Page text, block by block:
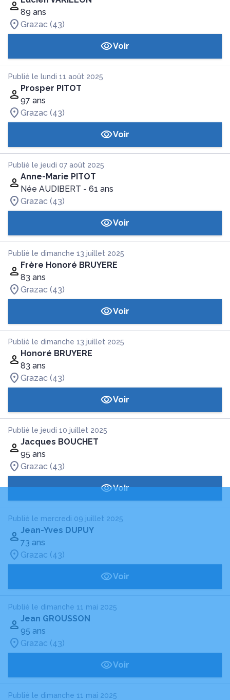
89 ans
Grazac (43)
Voir
Publié le lundi 11 août 2025
Prosper PITOT
97 ans
Grazac (43)
Voir
Publié le jeudi 07 août 2025
Anne-Marie PITOT
Née AUDIBERT - 61 ans
Grazac (43)
Voir
Publié le dimanche 13 juillet 2025
Frère Honoré BRUYERE
83 ans
Grazac (43)
Voir
Publié le dimanche 13 juillet 2025
Honoré BRUYERE
83 ans
Grazac (43)
Voir
Publié le jeudi 10 juillet 2025
Jacques BOUCHET
95 ans
Grazac (43)
Voir
Publié le mercredi 09 juillet 2025
Jean-Yves DUPUY
73 ans
Grazac (43)
Voir
Publié le dimanche 11 mai 2025
Jean GROUSSON
95 ans
Grazac (43)
Voir
Publié le dimanche 11 mai 2025